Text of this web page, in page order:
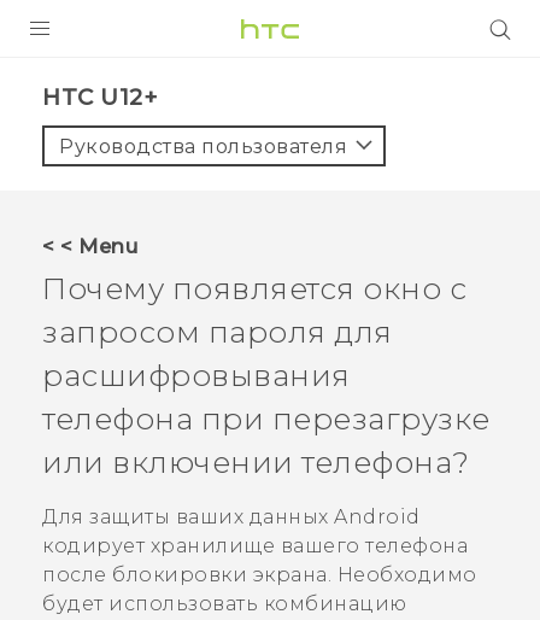
5G
VIVERSE
ПОДДЕРЖКА
HTC U12+‎
Руководства пользователя
< < Menu
Почему появляется окно с
запросом пароля для
расшифровывания
телефона при перезагрузке
или включении телефона?
Для защиты ваших данных Android
кодирует хранилище вашего телефона
после блокировки экрана. Необходимо
будет использовать комбинацию